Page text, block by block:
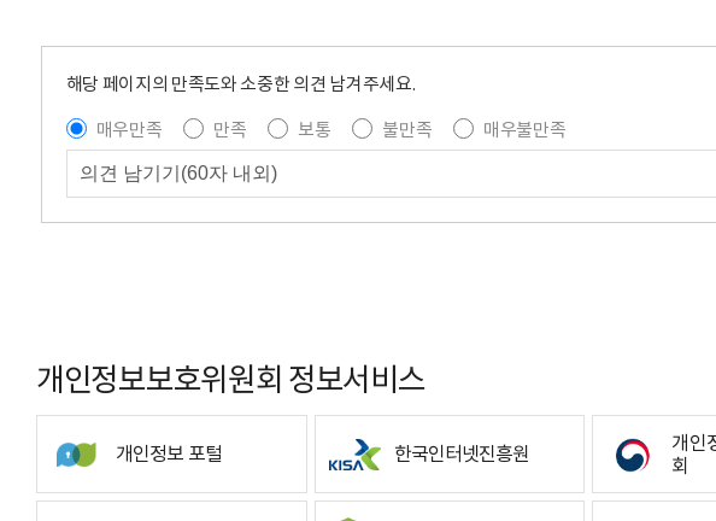
해당 페이지의 만족도와 소중한 의견 남겨주세요.
매우만족
만족 보통 불만족
매우불만족
개인정보보호위원회 정보서비스
개인정보 포털 한국인터넷진흥원
개인
회